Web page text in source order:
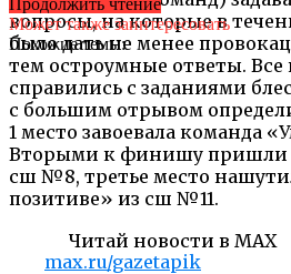
вопросы, на которые в
было дать не менее
тем остроумные ответы.
справились с заданиями
с большим отрывом
1 место завоевала команда
Вторыми к финишу пришли
сш №8, третье место
позитиве» из сш №11.
Читай новости в MAX
max.ru/gazetapik
Продолжить чтение
Может также заинтересовать
Похожие темы: